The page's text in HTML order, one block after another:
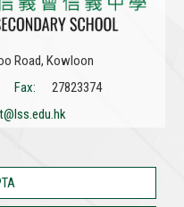
Road, Kowloon
Fax:
27823374